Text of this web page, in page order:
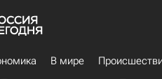
В мире